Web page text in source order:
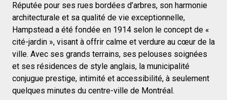
Réputée pour ses rues bordées d’arbres, son harmonie
architecturale et sa qualité de vie exceptionnelle,
Hampstead a été fondée en 1914 selon le concept de «
cité-jardin », visant à offrir calme et verdure au cœur de la
ville. Avec ses grands terrains, ses pelouses soignées
et ses résidences de style anglais, la municipalité
conjugue prestige, intimité et accessibilité, à seulement
quelques minutes du centre-ville de Montréal.